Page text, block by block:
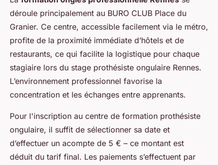
déroule principalement au BURO CLUB Place du
Granier. Ce centre, accessible facilement via le métro,
profite de la proximité immédiate d’hôtels et de
restaurants, ce qui facilite la logistique pour chaque
stagiaire lors du stage prothésiste ongulaire Rennes.
L’environnement professionnel favorise la
concentration et les échanges entre apprenants.
Pour l'inscription au centre de formation prothésiste
ongulaire, il suffit de sélectionner sa date et
d’effectuer un acompte de 5 € – ce montant est
déduit du tarif final. Les paiements s’effectuent par